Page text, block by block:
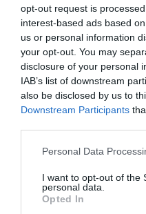
opt-out request is
interest-based ads based
us or personal information
your opt-out. You may
disclosure of your personal
IAB’s list of downstream
also be disclosed by us to
Downstream Participants
Please note that this
not limited to your visit or
grant or deny consent to
use your data for below
Personal Data
I want to opt-out of the
personal data.
Opted In
Ελέγχεται
των ελικοπτέρων
τρίτο ελικόπτερο